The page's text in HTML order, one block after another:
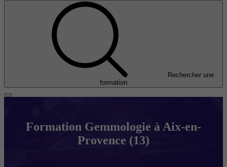
Rechercher une
formation
Formation Gemmologie à Aix-en-
Provence (13)